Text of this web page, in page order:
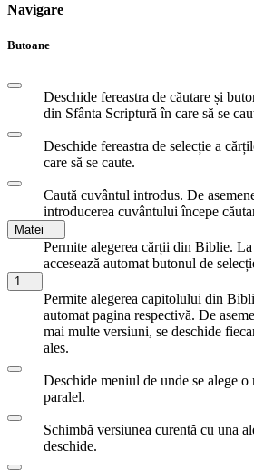
Navigare
Butoane
Deschide fereastra de căutare și
din Sfânta Scriptură în care să se
Deschide fereastra de selecție a
care să se caute.
Caută cuvântul introdus. De
introducerea cuvântului începe
Matei
Permite alegerea cărții din Biblie. La
accesează automat butonul de
1
Permite alegerea capitolului din
automat pagina respectivă. De
mai multe versiuni, se deschide
ales.
Deschide meniul de unde se alege
paralel.
Schimbă versiunea curentă cu una
deschide.